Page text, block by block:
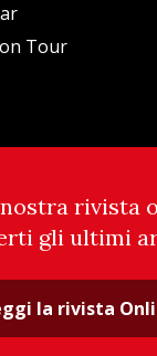
Tour
rivista
gli ultimi
la rivista